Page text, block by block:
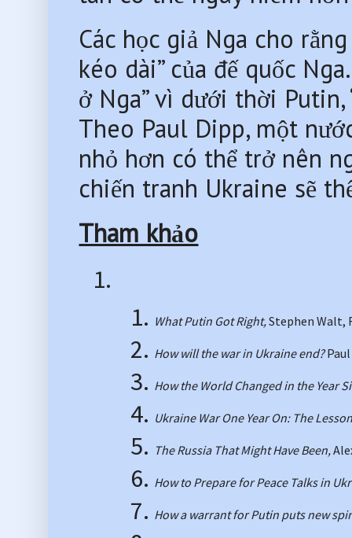
Các học giả Nga cho
kéo dài” của đế quốc
ở Nga” vì dưới thời
Theo Paul Dipp, một
nhỏ hơn có thể trở nên
chiến tranh Ukraine sẽ
Tham khảo
What Putin Got Right, Stephen Walt,
How will the war in Ukraine end?
How the World Changed in the Year
Ukraine War One Year On: The
The Russia That Might Have Been,
How to Prepare for Peace Talks in
How a warrant for Putin puts new